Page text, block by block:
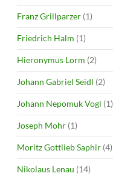
Franz Grillparzer (1)
Friedrich Halm (1)
Hieronymus Lorm (2)
Johann Gabriel Seidl (2)
Johann Nepomuk Vogl (1)
Joseph Mohr (1)
Moritz Gottlieb Saphir (4)
Nikolaus Lenau (14)